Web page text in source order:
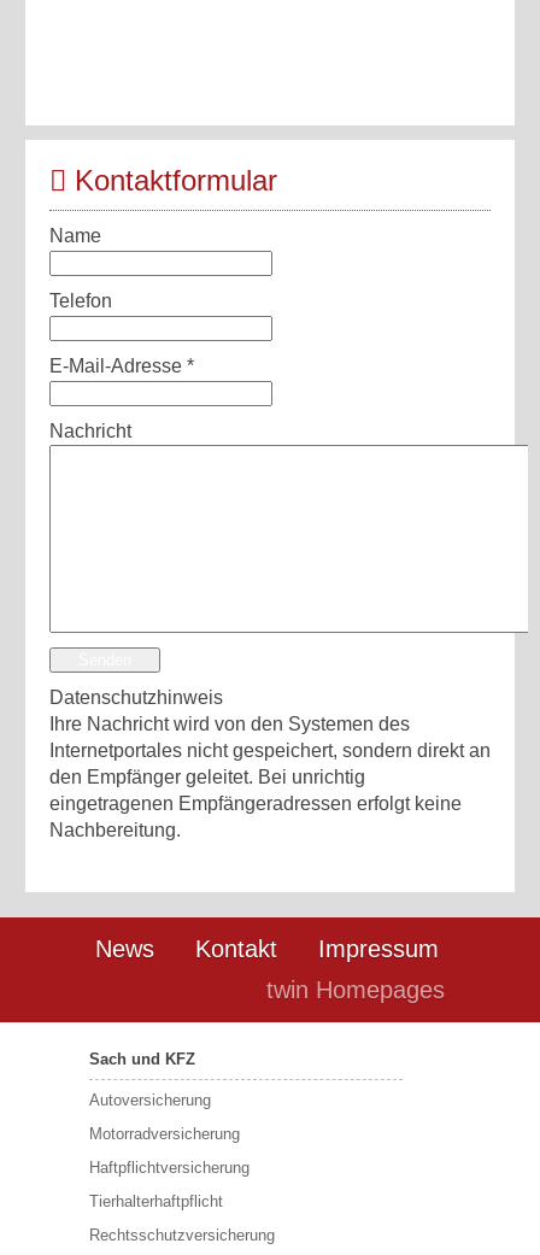
Kontaktformular
Name
Telefon
E-Mail-Adresse *
Nachricht
Datenschutzhinweis
Ihre Nachricht wird von den Systemen des
Internetportales nicht gespeichert, sondern direkt an
den Empfänger geleitet. Bei unrichtig
eingetragenen Empfängeradressen erfolgt keine
Nachbereitung.
News Kontakt
Impressum
twin Homepages
Sach und KFZ
Autoversicherung
Motorradversicherung
Haftpflichtversicherung
Tierhalterhaftpflicht
Rechtsschutzversicherung